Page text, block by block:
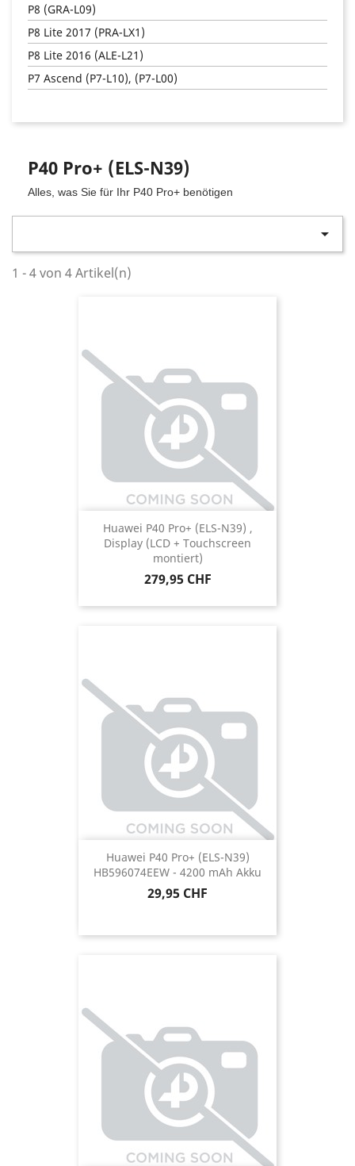
P8 (GRA-L09)
P8 Lite 2017 (PRA-LX1)
P8 Lite 2016 (ALE-L21)
P7 Ascend (P7-L10), (P7-L00)
P40 Pro+ (ELS-N39)
Alles, was Sie für Ihr P40 Pro+ benötigen

1 - 4 von 4 Artikel(n)
Huawei P40 Pro+ (ELS-N39) ,
Display (LCD + Touchscreen
montiert)
Preis
279,95 CHF
Huawei P40 Pro+ (ELS-N39)
HB596074EEW - 4200 mAh Akku
Preis
29,95 CHF